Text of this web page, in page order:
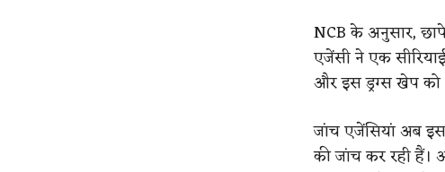
NCB के अनुसार,
एजेंसी ने एक
और इस ड्रग्स खेप को
जांच एजेंसियां अब
की जांच कर रही हैं।